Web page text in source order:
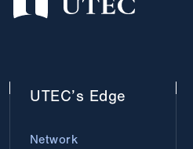
UTEC’s Edge
Network